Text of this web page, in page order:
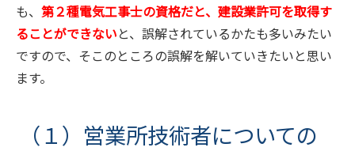
も、 第２種電気工事士の資格だと、建設業許可を取得す
ることができないと、誤解されているかたも多いみたい
ですので、そこのところの誤解を解いていきたいと思い
ます。
（１）営業所技術者についての